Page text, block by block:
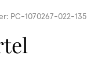
PC-1070267-022-135